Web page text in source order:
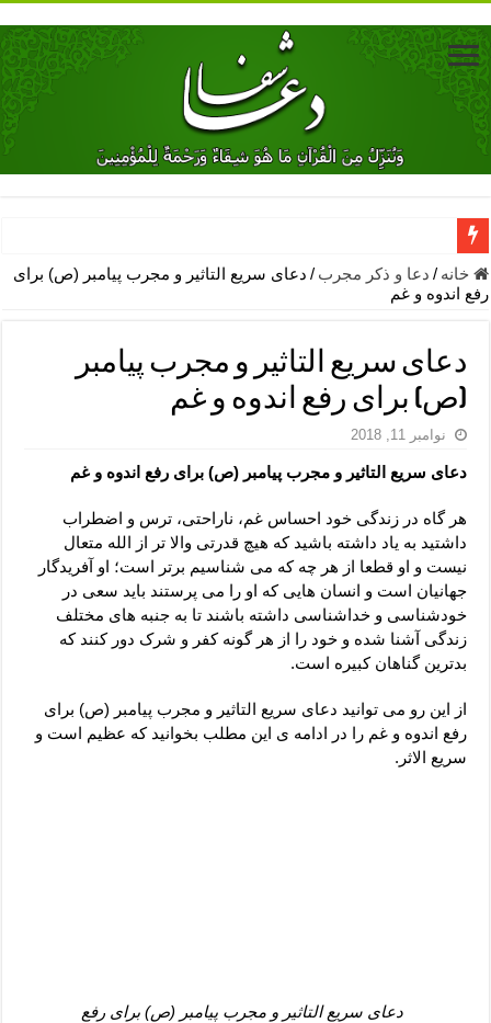
دعای جلب محبت فوری معشوق – دعای جلب محبت شوهر
دعای مشکل گشا برای رفع فقر – ذکرهای روزی‌ بخش
معجزات دعای یا من اظهر الجمیل – دعای یا من اظهر الجمیل برای
مهم ترین اذکار الهی و فضیلت آن ها – ذکر مخصوص مستجاب الدعوه
دعا برای ترس بچه ها در خواب – دعای ترس و بی خوابی کودکان
لا حول ولا قوة الا بالله برای چشم زخم – دعای چشم زخم ماشاالله
دعای قوی رفع ترس – دعای مجرب برای آرامش قلب و رفع اضطراب
دعا برای پولدار شدن در یک روز – دعای ثروت حضرت سلیمان
خانه / دعا و ذکر مجرب / دعای سریع التاثیر و مجرب پیامبر (ص) برای
رفع اندوه و غم
دعای سریع التاثیر و مجرب پیامبر
(ص) برای رفع اندوه و غم
نوامبر 11, 2018
دعای سریع التاثیر و مجرب پیامبر (ص) برای رفع اندوه و غم
هر گاه در زندگی خود احساس غم، ناراحتی، ترس و اضطراب
داشتید به یاد داشته باشید که هیچ قدرتی والا تر از الله متعال
نیست و او قطعا از هر چه که می شناسیم برتر است؛ او آفریدگار
جهانیان است و انسان هایی که او را می پرستند باید سعی در
خودشناسی و خداشناسی داشته باشند تا به جنبه های مختلف
زندگی آشنا شده و خود را از هر گونه کفر و شرک دور کنند که
بدترین گناهان کبیره است.
از این رو می توانید دعای سریع التاثیر و مجرب پیامبر (ص) برای
رفع اندوه و غم را در ادامه ی این مطلب بخوانید که عظیم است و
سریع الاثر.
دعای سریع التاثیر و مجرب پیامبر (ص) برای رفع